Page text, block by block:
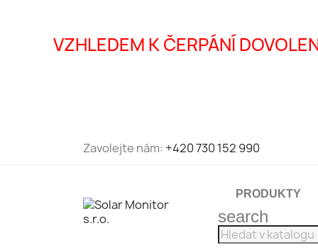
VZHLEDEM K ČERPÁNÍ
Zavolejte nám: +420 730 152 990
PRODUKTY
search